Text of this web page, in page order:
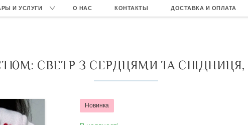
И УСЛУГИ О НАС КОНТАКТЫ ДОСТАВКА И ОПЛАТА
СВЕТР З СЕРДЦЯМИ ТА СПІДНИЦЯ,
Новинка